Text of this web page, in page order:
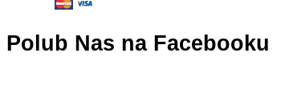
Polub Nas na Facebooku